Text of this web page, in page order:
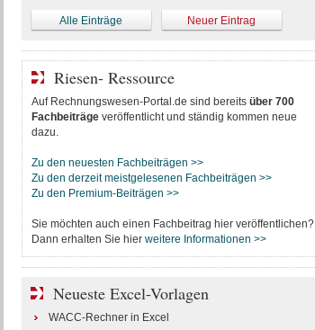
Alle Einträge Neuer Eintrag
Riesen- Ressource
Auf Rechnungswesen-Portal.de sind bereits über 700
Fachbeiträgeveröffentlicht und ständig kommen neue
dazu.
Zu den neuesten Fachbeiträgen >>
Zu den derzeit meistgelesenen Fachbeiträgen >>
Zu den Premium-Beiträgen >>
Sie möchten auch einen Fachbeitrag hier veröffentlichen?
Dann erhalten Sie hier weitere Informationen >>
Neueste Excel-Vorlagen
WACC-Rechner in Excel